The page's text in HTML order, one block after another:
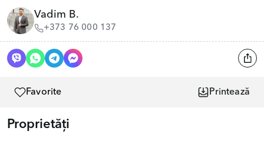
Vadim B.
+373 76 000 137
Favorite Printează
Proprietăți